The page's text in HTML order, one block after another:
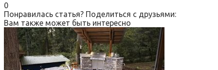
0
Понравилась статья? Поделиться с друзьями:
Вам также может быть интересно